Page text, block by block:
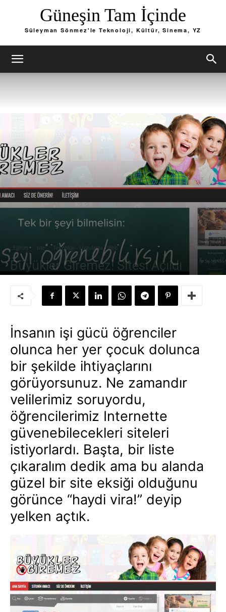
Güneşin Tam İçinde
Süleyman Sönmez'le Teknoloji, Kültür, Sinema, YZ
Teknoloji - Uygulama - Web
Büyükler Giremez! Sitesi Açıldı
İnsanın işi gücü öğrenciler
olunca her yer çocuk dolunca
bir şekilde ihtiyaçlarını
görüyorsunuz. Ne zamandır
velilerimiz soruyordu,
öğrencilerimiz Internette
güvenebilecekleri siteleri
istiyorlardı. Başta, bir liste
çıkaralım dedik ama bu alanda
güzel bir site eksiği olduğunu
görünce “haydi vira!” deyip
yelken açtık.